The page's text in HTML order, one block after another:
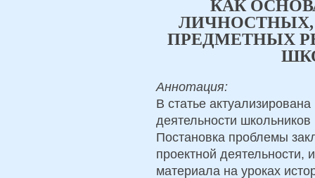
КАК
ПРЕДМЕТНЫХ
Аннотация:
В статье
деятельности
Постановка проблемы
проектной деятельности,
материала на уроках